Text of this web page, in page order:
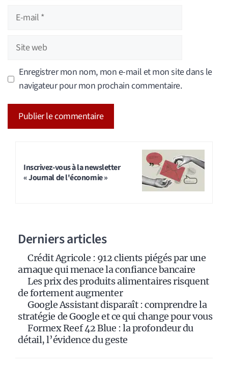
Site
Enregistrer mon nom, mon e-mail et mon site dans le
navigateur pour mon prochain commentaire.
Inscrivez-vous à la newsletter
« Journal de l'économie »
Derniers articles
Crédit Agricole : 912 clients piégés par une
arnaque qui menace la confiance bancaire
Les prix des produits alimentaires risquent
de fortement augmenter
Google Assistant disparaît : comprendre la
stratégie de Google et ce qui change pour vous
Formex Reef 42 Blue : la profondeur du
détail, l’évidence du geste